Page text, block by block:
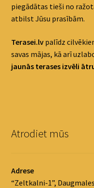
piegādātas tieši no
atbilst Jūsu prasībām.
Terasei.lvpalīdz
savas mājas, kā arī
jaunās terases izvēli
Atrodiet mūs
Adrese
“Zeltkalni-1”,